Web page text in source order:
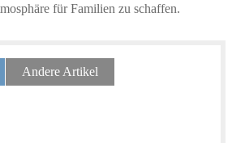
für Familien zu schaffen.
Andere Artikel